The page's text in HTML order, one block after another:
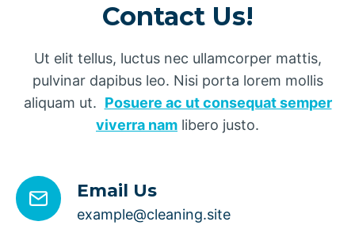
Contact Us!
Ut elit tellus, luctus nec ullamcorper mattis,
pulvinar dapibus leo. Nisi porta lorem mollis
aliquam ut. Posuere ac ut consequat semper
viverra nam libero justo.
Email Us
example@cleaning.site